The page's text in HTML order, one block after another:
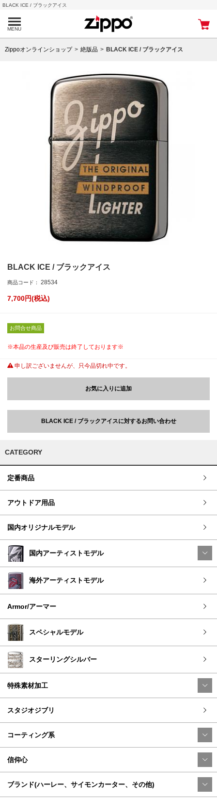
BLACK ICE / ブラックアイス
MENU
Zippoオンラインショップ 絶版品 BLACK ICE / ブラックアイス
BLACK ICE / ブラックアイス
商品コード： 28534
7,700円(税込)
お問合せ商品
※本品の生産及び販売は終了しております※
申し訳ございませんが、只今品切れ中です。
お気に入りに追加
BLACK ICE / ブラックアイスに対するお問い合わせ
CATEGORY
定番商品
アウトドア用品
国内オリジナルモデル
国内アーティストモデル
海外アーティストモデル
Armor/アーマー
スペシャルモデル
スターリングシルバー
特殊素材加工
スタジオジブリ
コーティング系
信仰心
ブランド(ハーレー、サイモンカーター、その他)